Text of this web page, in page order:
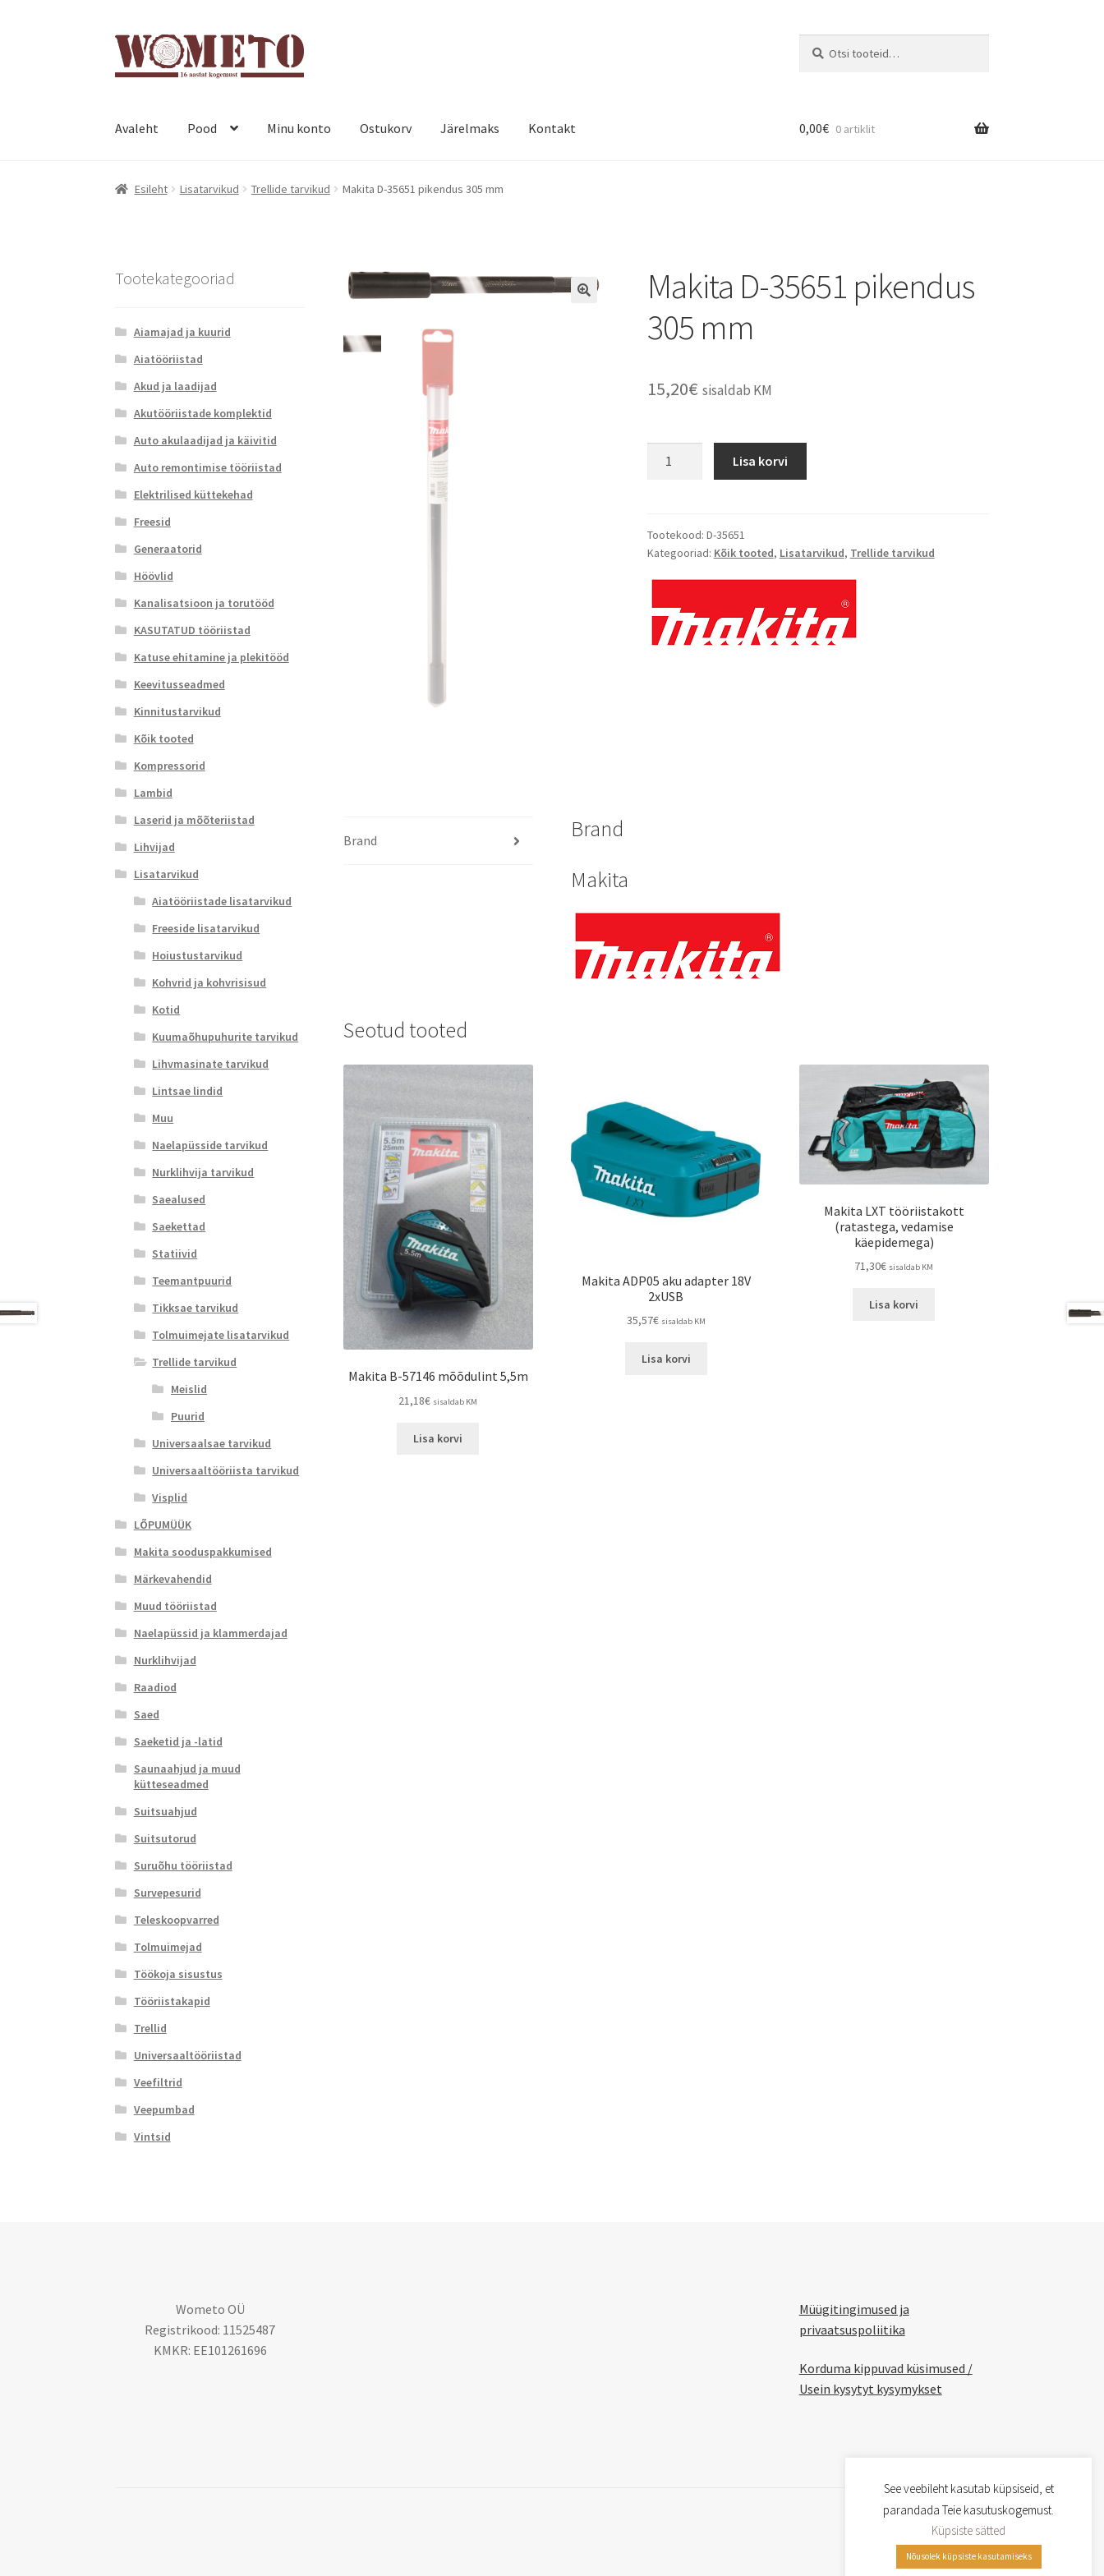
Avaleht Pood Minu konto Ostukorv Järelmaks Kontakt 0,00€ 0 artiklit
Esileht Lisatarvikud Trellide tarvikud Makita D-35651 pikendus 305 mm
Makita D-35651 pikendus
305 mm
15,20€ sisaldab KM
Lisa korvi
Tootekood: D-35651
Kategooriad: Kõik tooted, Lisatarvikud, Trellide tarvikud
Brand
Brand
Makita
Seotud tooted
Makita B-57146 mõõdulint 5,5m
21,18€ sisaldab KM
Lisa korvi
Makita ADP05 aku adapter 18V
2xUSB
35,57€ sisaldab KM
Lisa korvi
Makita LXT tööriistakott
(ratastega, vedamise
käepidemega)
71,30€ sisaldab KM
Lisa korvi
Tootekategooriad
Aiamajad ja kuurid
Aiatööriistad
Akud ja laadijad
Akutööriistade komplektid
Auto akulaadijad ja käivitid
Auto remontimise tööriistad
Elektrilised küttekehad
Freesid
Generaatorid
Höövlid
Kanalisatsioon ja torutööd
KASUTATUD tööriistad
Katuse ehitamine ja plekitööd
Keevitusseadmed
Kinnitustarvikud
Kõik tooted
Kompressorid
Lambid
Laserid ja mõõteriistad
Lihvijad
Lisatarvikud
Aiatööriistade lisatarvikud
Freeside lisatarvikud
Hoiustustarvikud
Kohvrid ja kohvrisisud
Kotid
Kuumaõhupuhurite tarvikud
Lihvmasinate tarvikud
Lintsae lindid
Muu
Naelapüsside tarvikud
Nurklihvija tarvikud
Saealused
Saekettad
Statiivid
Teemantpuurid
Tikksae tarvikud
Tolmuimejate lisatarvikud
Trellide tarvikud
Meislid
Puurid
Universaalsae tarvikud
Universaaltööriista tarvikud
Visplid
LÕPUMÜÜK
Makita sooduspakkumised
Märkevahendid
Muud tööriistad
Naelapüssid ja klammerdajad
Nurklihvijad
Raadiod
Saed
Saeketid ja -latid
Saunaahjud ja muud
kütteseadmed
Suitsuahjud
Suitsutorud
Suruõhu tööriistad
Survepesurid
Teleskoopvarred
Tolmuimejad
Töökoja sisustus
Tööriistakapid
Trellid
Universaaltööriistad
Veefiltrid
Veepumbad
Vintsid
Wometo OÜ
Registrikood: 11525487
KMKR: EE101261696
Müügitingimused ja
privaatsuspoliitika
Korduma kippuvad küsimused /
Usein kysytyt kysymykset
See veebileht kasutab küpsiseid, et
parandada Teie kasutuskogemust.
Küpsiste sätted
Nõusolek küpsiste kasutamiseks